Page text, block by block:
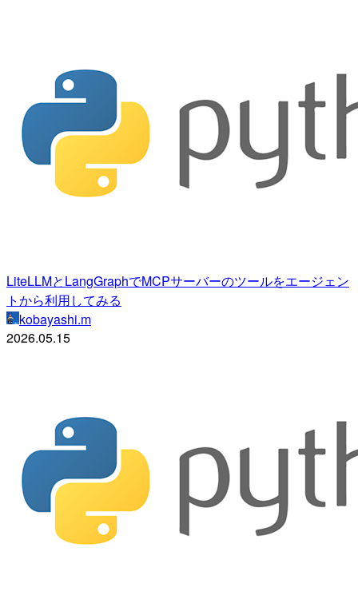
LiteLLMとLangGraphでMCPサーバーのツールをエージェン
トから利用してみる
kobayashi.m
2026.05.15